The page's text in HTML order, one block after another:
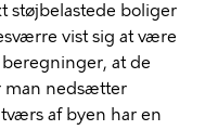
støjbelastede boliger
vist sig at være
at de
man nedsætter
af byen har en